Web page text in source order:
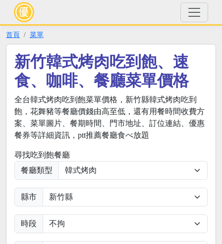
首頁 菜單
新竹韓式烤肉吃到飽、速
食、咖啡、餐廳菜單價格
全台韓式烤肉吃到飽菜單價格，新竹縣韓式烤肉吃到
飽，花舞豬等餐廳價錢由高至低，還有用餐時間收費方
案、菜單圖片、餐期時間、門市地址、訂位連結、優惠
餐券等詳細資訊，ptt推薦餐廳食べ放題
尋找吃到飽餐廳
餐廳類型
縣市
時段